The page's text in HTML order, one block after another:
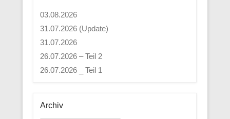
03.08.2026
31.07.2026 (Update)
31.07.2026
26.07.2026 – Teil 2
26.07.2026 _ Teil 1
Archiv